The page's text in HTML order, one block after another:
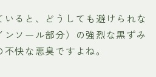
ると、どうしても避けられな
ソール部分）の強烈な黒ずみ
快な悪臭ですよね。